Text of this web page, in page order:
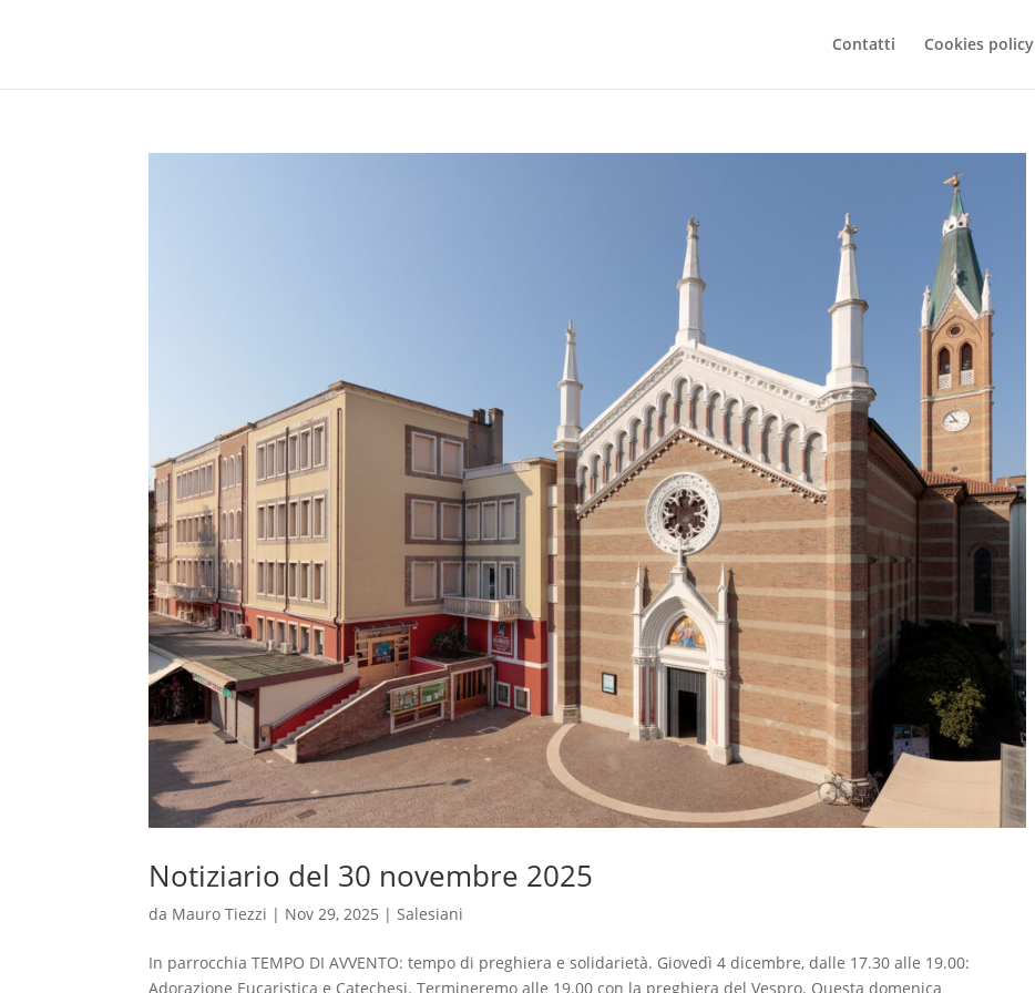
Contatti Cookies policy
Notiziario del 30 novembre 2025
da Mauro Tiezzi | Nov 29, 2025 |Salesiani
In parrocchia TEMPO DI AVVENTO: tempo di preghiera e solidarietà. Giovedì 4 dicembre, dalle 17.30 alle 19.00:
Adorazione Eucaristica e Catechesi. Termineremo alle 19.00 con la preghiera del Vespro. Questa domenica